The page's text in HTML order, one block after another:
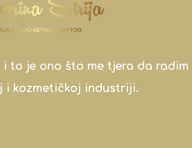
je ono što me tjera da
i kozmetičkoj industriji.